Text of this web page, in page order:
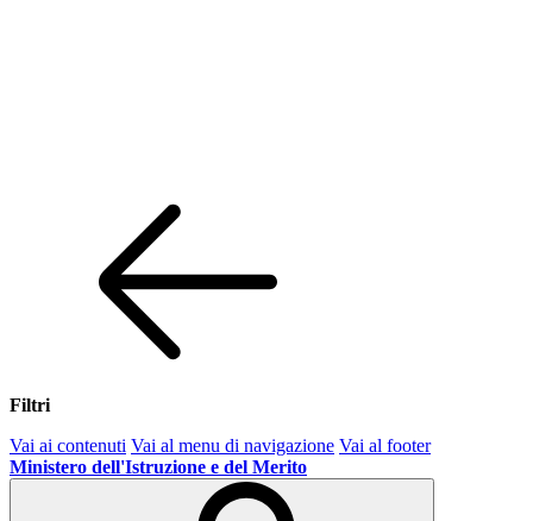
Filtri
Vai ai contenuti Vai al menu di navigazione Vai al footer
Ministero dell'Istruzione e del Merito